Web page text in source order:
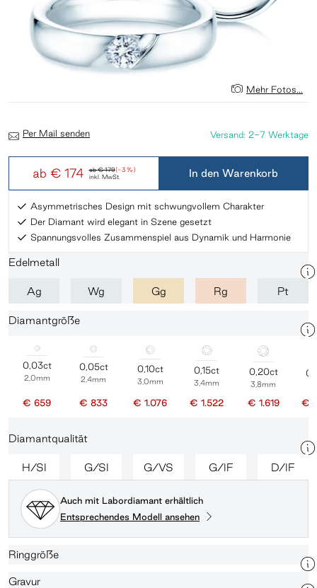
Mehr Fotos...
ab€ 179(-3 %)
ab € 174 inkl. MwSt.
Versand: 2-7 Werktage
Per Mail senden
In den Warenkorb
Asymmetrisches Design mit schwungvollem Charakter
Der Diamant wird elegant in Szene gesetzt
Spannungsvolles Zusammenspiel aus Dynamik und Harmonie
Edelmetall
Ag Wg Gg Rg Pt
Diamantgröße
0,03ct
2,0mm
€ 659
0,05ct
2,4mm
€ 833
0,10ct
3,0mm
€ 1.076
0,15ct
3,4mm
€ 1.522
0,20ct
3,8mm
€ 1.619 €
Diamantqualität
H/SI G/SI G/VS G/IF D/IF
Auch mit Labordiamant erhältlich
Entsprechendes Modell ansehen
Ringgröße
Gravur